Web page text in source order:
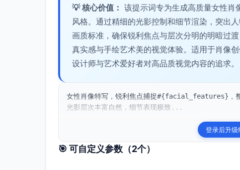
💡 核心价值： 该提示词专为生成高质量女性肖
风格。通过精细的光影控制和细节渲染，突出
画质标准，确保锐利焦点与层次分明的明暗过
真实感与手绘艺术美的视觉体验。适用于肖像
设计师与艺术爱好者对高品质视觉内容的追求。
女性肖像特写，锐利焦点捕捉#{facial_features}，
光影层次丰富自然，细节表现极致...
登录后升级
🎯 可自定义参数（2个）